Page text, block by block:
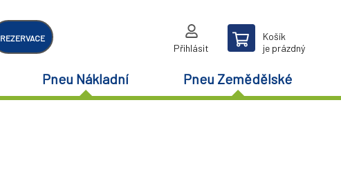
REZERVACE
Přihlásit
Košík
je prázdný
Pneu Nákladní Pneu Zemědělské